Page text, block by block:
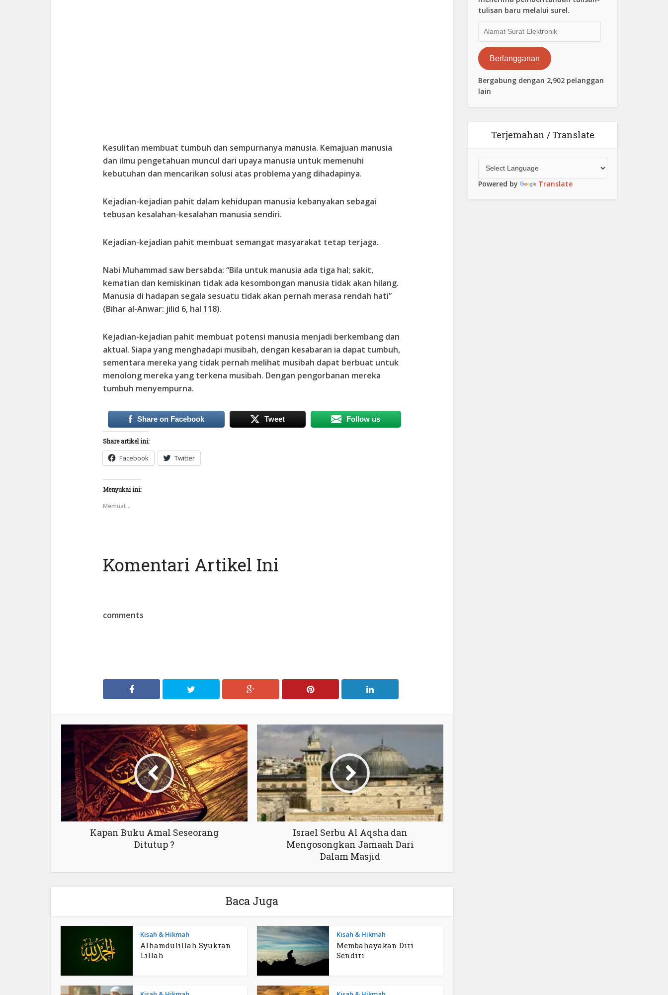
Kesulitan membuat tumbuh dan sempurnanya manusia. Kemajuan manusia
dan ilmu pengetahuan muncul dari upaya manusia untuk memenuhi
kebutuhan dan mencarikan solusi atas problema yang dihadapinya.
Kejadian-kejadian pahit dalam kehidupan manusia kebanyakan sebagai
tebusan kesalahan-kesalahan manusia sendiri.
Kejadian-kejadian pahit membuat semangat masyarakat tetap terjaga.
Nabi Muhammad saw bersabda: “Bila untuk manusia ada tiga hal; sakit,
kematian dan kemiskinan tidak ada kesombongan manusia tidak akan hilang.
Manusia di hadapan segala sesuatu tidak akan pernah merasa rendah hati”
(Bihar al-Anwar: jilid 6, hal 118).
Kejadian-kejadian pahit membuat potensi manusia menjadi berkembang dan
aktual. Siapa yang menghadapi musibah, dengan kesabaran ia dapat tumbuh,
sementara mereka yang tidak pernah melihat musibah dapat berbuat untuk
menolong mereka yang terkena musibah. Dengan pengorbanan mereka
tumbuh menyempurna.
Share on Facebook Tweet Follow us
Share artikel ini:
Facebook Twitter
Menyukai ini:
Memuat...
Komentari Artikel Ini
comments
Kapan Buku Amal Seseorang
Ditutup ?
Israel Serbu Al Aqsha dan
Mengosongkan Jamaah Dari
Dalam Masjid
Baca Juga
Kisah & Hikmah
Alhamdulillah Syukran
Lillah
Kisah & Hikmah
Membahayakan Diri
Sendiri
tulisan baru melalui surel.
Surat
Elektronik
Berlangganan
Bergabung dengan 2,902 pelanggan
lain
Terjemahan / Translate
Powered by Translate